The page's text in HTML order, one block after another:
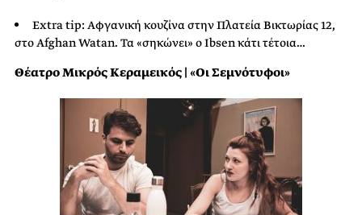
Extra tip: Αφγανική κουζίνα στην Πλατεία Βικτωρίας 12,
στο Afghan Watan. Τα «σηκώνει» ο Ibsen κάτι τέτοια…
Θέατρο Μικρός Κεραμεικός | «Οι Σεμνότυφοι»